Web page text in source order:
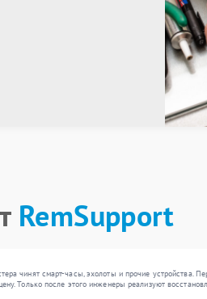
RemSupport
чинят смарт-часы, эхолоты и прочие устройства.
Только после этого инженеры реализуют